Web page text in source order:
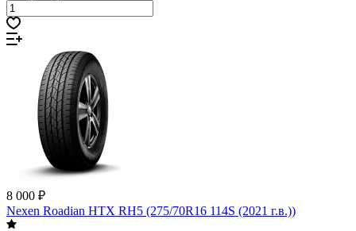
8 000 ₽
Nexen Roadian HTX RH5 (275/70R16 114S (2021 г.в.))